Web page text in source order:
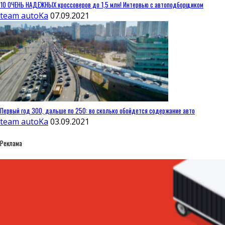
10 ОЧЕНЬ НАДЕЖНЫХ кроссоверов до 1,5 млн! Интервью с автоподборщиком
team autoKa 07.09.2021
Первый год 300, дальше по 250: во сколько обойдется содержание авто
team autoKa 03.09.2021
Реклама